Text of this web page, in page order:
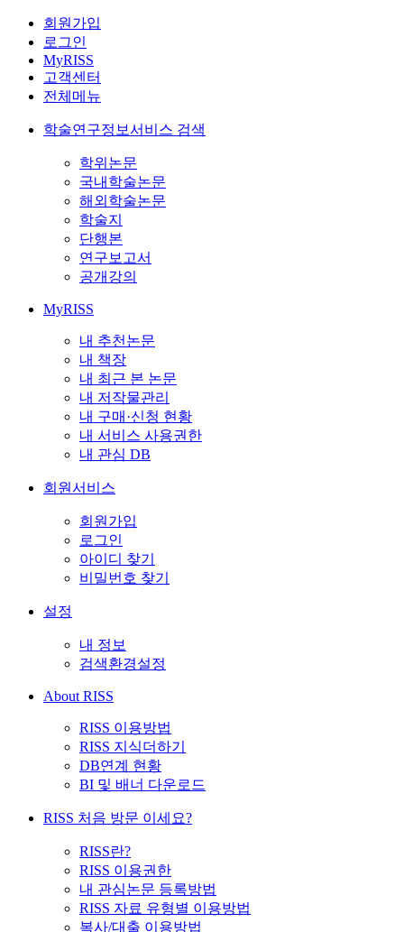
회원가입
로그인
MyRISS
고객센터
전체메뉴
학술연구정보서비스 검색
학위논문
국내학술논문
해외학술논문
학술지
단행본
연구보고서
공개강의
MyRISS
내 추천논문
내 책장
내 최근 본 논문
내 저작물관리
내 구매·신청 현황
내 서비스 사용권한
내 관심 DB
회원서비스
회원가입
로그인
아이디 찾기
비밀번호 찾기
설정
내 정보
검색환경설정
About RISS
RISS 이용방법
RISS 지식더하기
DB연계 현황
BI 및 배너 다운로드
RISS 처음 방문 이세요?
RISS란?
RISS 이용권한
내 관심논문 등록방법
RISS 자료 유형별 이용방법
복사/대출 이용방법